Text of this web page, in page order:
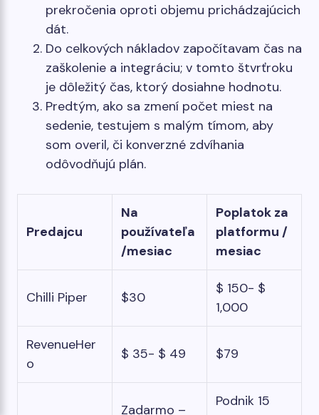
prekročenia oproti objemu prichádzajúcich
dát.
Do celkových nákladov započítavam čas na
zaškolenie a integráciu; v tomto štvrťroku
je dôležitý čas, ktorý dosiahne hodnotu.
Predtým, ako sa zmení počet miest na
sedenie, testujem s malým tímom, aby
som overil, či konverzné zdvíhania
odôvodňujú plán.
Predajcu
Na
používateľa
/mesiac
Poplatok za
platformu /
mesiac
Chilli Piper $30
$ 150- $
1,000
RevenueHer
o
$ 35- $ 49 $79
Zadarmo –
Podnik 15